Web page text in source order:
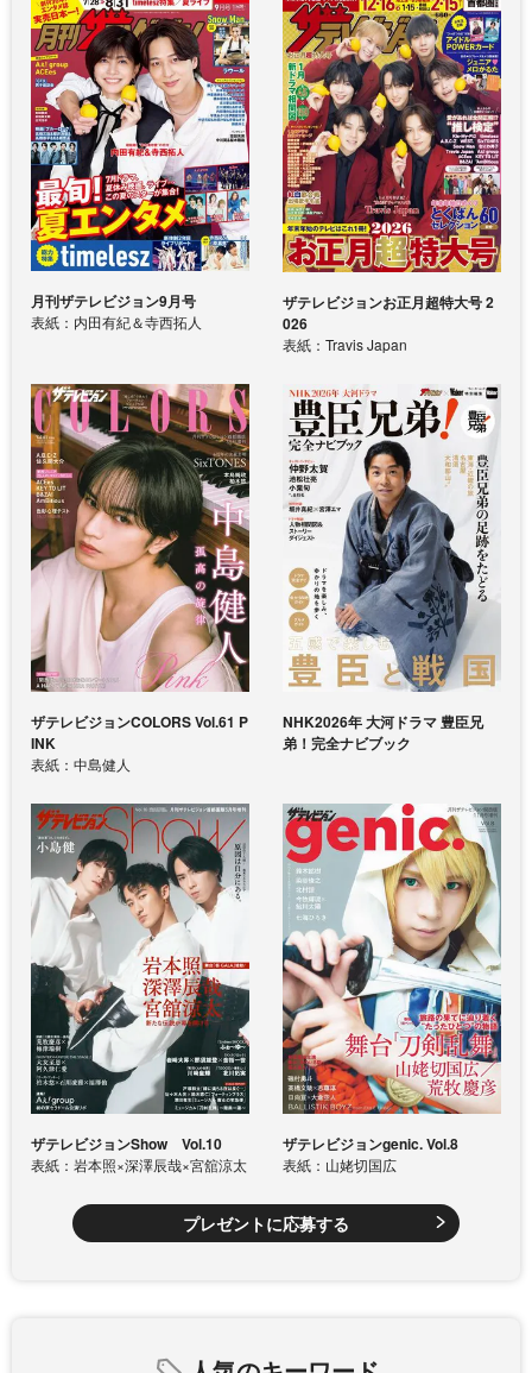
月刊ザテレビジョン9月号
表紙：内田有紀＆寺西拓人
ザテレビジョンお正月超特大号 2
026
表紙：Travis Japan
ザテレビジョンCOLORS Vol.61 P
INK
表紙：中島健人
NHK2026年 大河ドラマ 豊臣兄
弟！完全ナビブック
ザテレビジョンShow Vol.10
表紙：岩本照×深澤辰哉×宮舘涼太
ザテレビジョンgenic. Vol.8
表紙：山姥切国広
プレゼントに応募する